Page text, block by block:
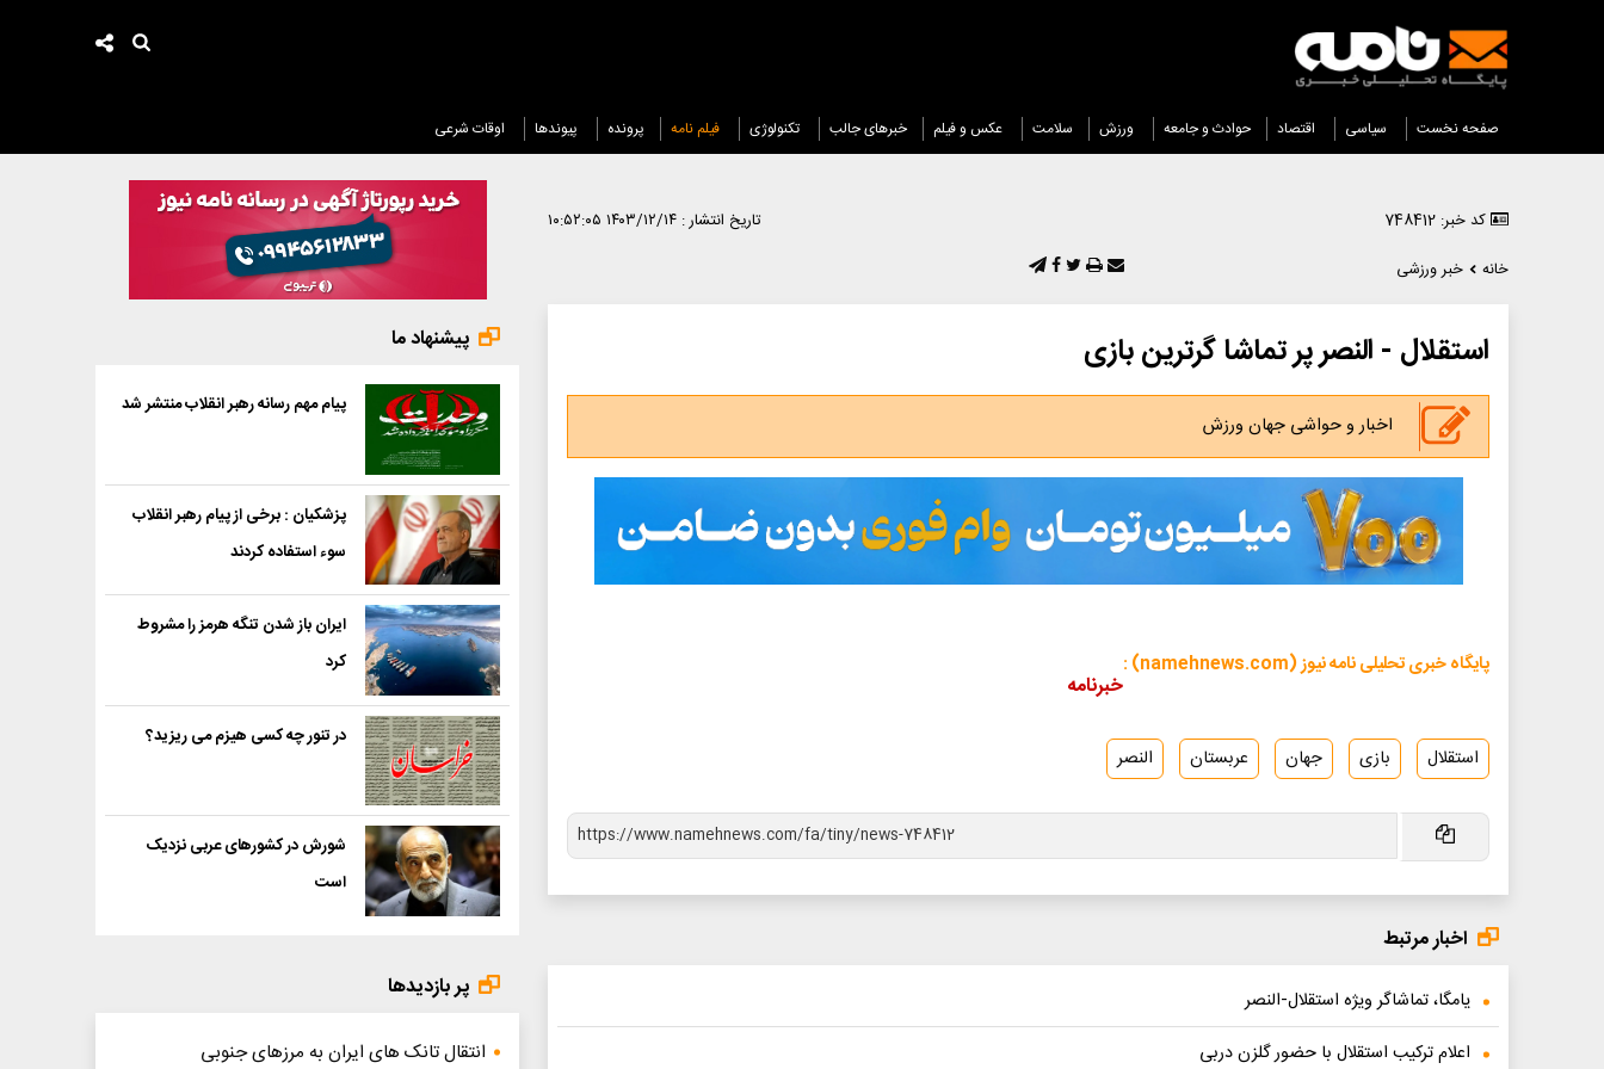
صفحه نخست سیاسی اقتصاد حوادث و جامعه ورزش سلامت عکس و فیلم خبرهای جالب تکنولوژی فیلم نامه پرونده پیوندها اوقات شرعی
کد خبر: 748412 تاریخ انتشار : ۱۴۰۳/۱۲/۱۴ ۱۰:۵۲:۰۵
خانه
خبر ورزشی
استقلال - النصر پر تماشا گرترین بازی
اخبار و حواشی جهان ورزش
پایگاه خبری تحلیلی نامه نیوز (namehnews.com) :
خبرنامه
استقلال بازی جهان عربستان النصر
اخبار مرتبط
یامگا، تماشاگر ویژه استقلال-النصر
اعلام ترکیب استقلال با حضور گلزن دربی
پیشنهاد ما
پیام مهم رسانه رهبر انقلاب منتشر شد
پزشکیان : برخی از پیام رهبر انقلاب
سوء استفاده کردند
ایران باز شدن تنگه هرمز را مشروط
کرد
در تنور چه کسی هیزم می ریزید؟
شورش در کشورهای عربی نزدیک
است
پر بازدیدها
انتقال تانک های ایران به مرزهای جنوبی